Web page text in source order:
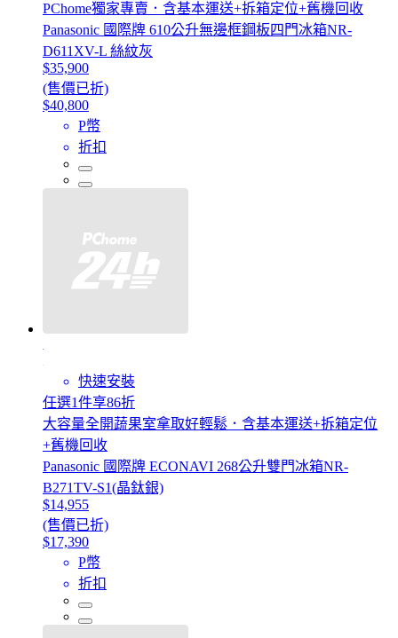
PChome獨家專賣．含基本運送+拆箱定位+舊機回收
Panasonic 國際牌 610公升無邊框鋼板四門冰箱NR-
D611XV-L 絲紋灰
$35,900
(售價已折)
$40,800
P幣
折扣
快速安裝
任選1件享86折
大容量全開蔬果室拿取好輕鬆．含基本運送+拆箱定位
+舊機回收
Panasonic 國際牌 ECONAVI 268公升雙門冰箱NR-
B271TV-S1(晶鈦銀)
$14,955
(售價已折)
$17,390
P幣
折扣